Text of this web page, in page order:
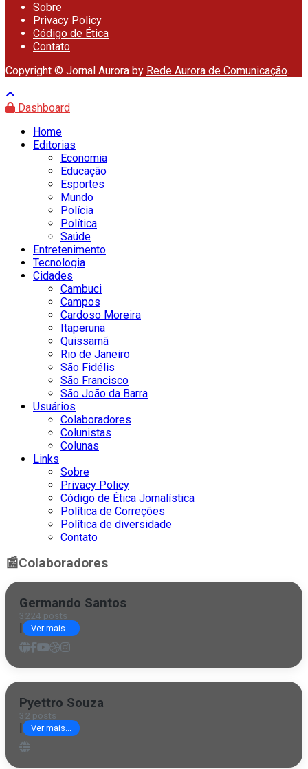
Sobre
Privacy Policy
Código de Ética
Contato
Copyright © Jornal Aurora by Rede Aurora de Comunicação.
Dashboard
Home
Editorias
Economia
Educação
Esportes
Mundo
Polícia
Política
Saúde
Entretenimento
Tecnologia
Cidades
Cambuci
Campos
Cardoso Moreira
Itaperuna
Quissamã
Rio de Janeiro
São Fidélis
São Francisco
São João da Barra
Usuários
Colaboradores
Colunistas
Colunas
Links
Sobre
Privacy Policy
Código de Ética Jornalística
Política de Correções
Política de diversidade
Contato
📰Colaboradores
Germando Santos
3224 posts
| Ver mais...
Pyettro Souza
32 posts
| Ver mais...